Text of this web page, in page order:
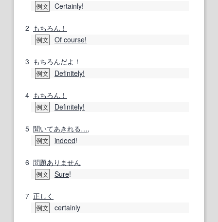
例文 Certainly!
2 もちろん！
例文 Of course!
3 もちろんだよ！
例文 Definitely!
4 もちろん！
例文 Definitely!
5 聞いてあきれる…,
例文 indeed!
6 問題ありません
例文 Sure!
7 正しく
例文 certainly